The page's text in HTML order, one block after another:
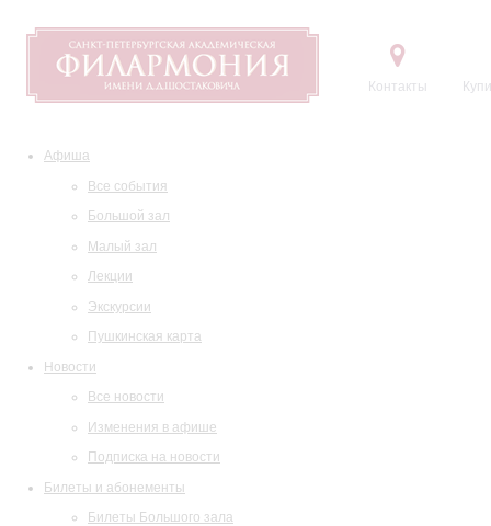
Контакты
Афиша
Все события
Большой зал
Малый зал
Лекции
Экскурсии
Пушкинская карта
Новости
Все новости
Изменения в афише
Подписка на новости
Билеты и абонементы
Билеты Большого зала